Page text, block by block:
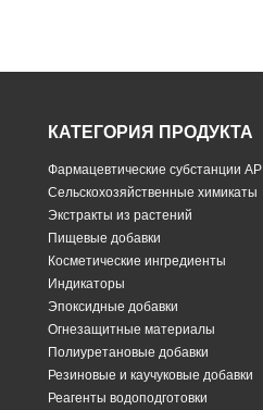
КАТЕГОРИЯ ПРОДУКТА
Фармацевтические субстанции API
Сельскохозяйственные химикаты
Экстракты из растений
Пищевые добавки
Косметические ингредиенты
Индикаторы
Эпоксидные добавки
Огнезащитные материалы
Полиуретановые добавки
Резиновые и каучуковые добавки
Реагенты водоподготовки